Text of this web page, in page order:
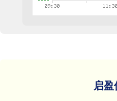
启